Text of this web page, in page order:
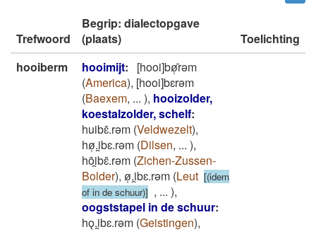
Trefwoord
Begrip: dialectopgave
(plaats)
Toelichting
hooiberm
hooimijt:
[hooi]bø̜̄rǝm
(America), [hooi]bɛrǝm
(Baexem, ... ), hooizolder,
koestalzolder, schelf:
huibɛ̄.rǝm (Veldwezelt),
hø̜.i̯bɛ.rǝm (Dilsen, ... ),
hōi̯bɛ̄.rǝm (Zichen-Zussen-
Bolder), ø̜.i̯bɛ.rǝm (Leut [(idem
of in de schuur)] , ... ),
oogststapel in de schuur:
hǫ.i̯bɛ.rǝm (Geistingen),